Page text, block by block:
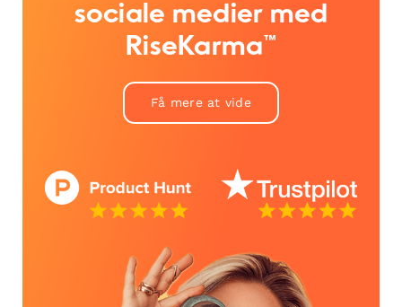
sociale medier med
RiseKarma™
Få mere at vide